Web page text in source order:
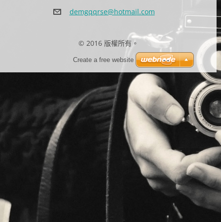
demgqqrse@hotmail.com
© 2016 版權所有。
Create a free website